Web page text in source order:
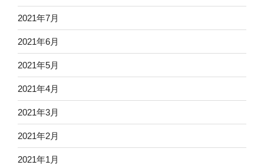
2021年7月
2021年6月
2021年5月
2021年4月
2021年3月
2021年2月
2021年1月